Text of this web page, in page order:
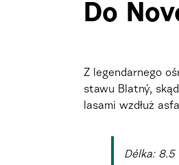
Do
Z legendarnego
stawu Blatný,
lasami wzdłuż
Délka: 8.5